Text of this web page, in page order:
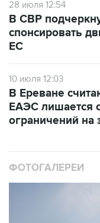
28 июля 12:54
В СВР
спонсировать
ЕС
10 июля 12:03
В Ереване
ЕАЭС лишается
ограничений на
ФОТОГАЛЕРЕИ